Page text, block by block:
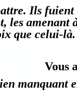
Ils
les amenant
que celui-
Vous
manquant